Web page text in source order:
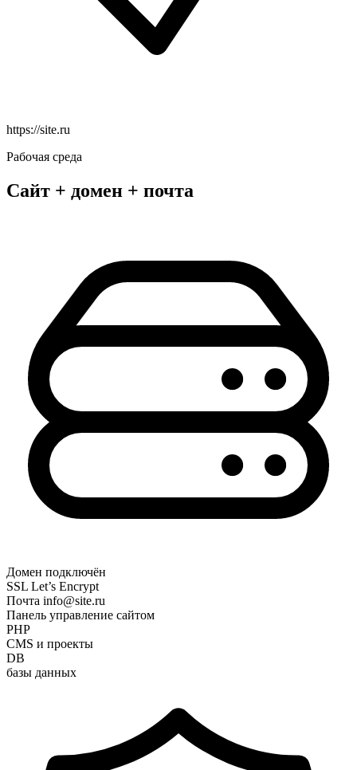
https://site.ru
Рабочая среда
Сайт + домен + почта
Домен подключён
SSL Let’s Encrypt
Почта info@site.ru
Панель управление сайтом
PHP
CMS и проекты
DB
базы данных